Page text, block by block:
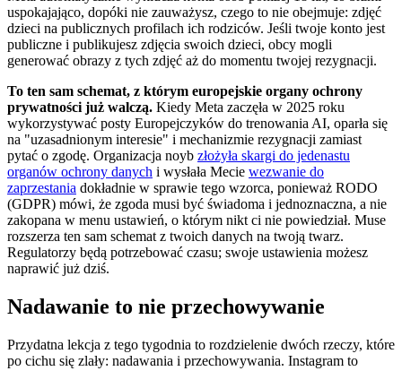
uspokajająco, dopóki nie zauważysz, czego to nie obejmuje: zdjęć
dzieci na publicznych profilach ich rodziców. Jeśli twoje konto jest
publiczne i publikujesz zdjęcia swoich dzieci, obcy mogli
generować obrazy z tych zdjęć aż do momentu twojej rezygnacji.
To ten sam schemat, z którym europejskie organy ochrony
prywatności już walczą. Kiedy Meta zaczęła w 2025 roku
wykorzystywać posty Europejczyków do trenowania AI, oparła się
na "uzasadnionym interesie" i mechanizmie rezygnacji zamiast
pytać o zgodę. Organizacja noyb złożyła skargi do jedenastu
organów ochrony danych i wysłała Mecie wezwanie do
zaprzestania dokładnie w sprawie tego wzorca, ponieważ RODO
(GDPR) mówi, że zgoda musi być świadoma i jednoznaczna, a nie
zakopana w menu ustawień, o którym nikt ci nie powiedział. Muse
rozszerza ten sam schemat z twoich danych na twoją twarz.
Regulatorzy będą potrzebować czasu; swoje ustawienia możesz
naprawić już dziś.
Nadawanie to nie przechowywanie
Przydatna lekcja z tego tygodnia to rozdzielenie dwóch rzeczy, które
po cichu się zlały: nadawania i przechowywania. Instagram to